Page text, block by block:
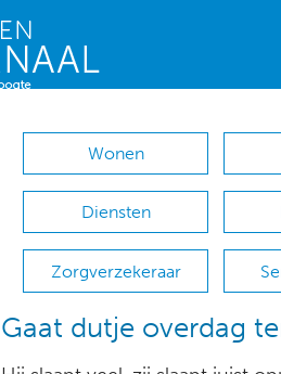
Wonen
Diensten
Zorgverzekeraar
Gaat dutje overdag